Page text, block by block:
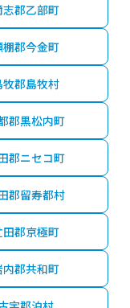
志郡乙部町
棚郡今金町
牧郡島牧村
郡黒松内町
郡ニセコ町
郡留寿都村
田郡京極町
内郡共和町